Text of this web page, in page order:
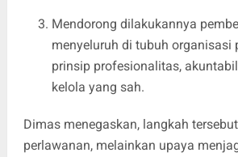
Mendorong dilakukannya
menyeluruh di tubuh organisasi
prinsip profesionalitas,
kelola yang sah.
Dimas menegaskan, langkah
perlawanan, melainkan upaya